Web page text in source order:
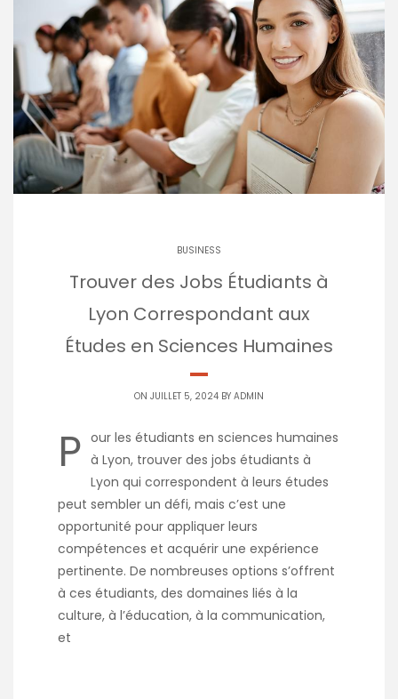
BUSINESS
Trouver des Jobs Étudiants à
Lyon Correspondant aux
Études en Sciences Humaines
ON JUILLET 5, 2024 BY ADMIN
P our les étudiants en sciences humaines
à Lyon, trouver des jobs étudiants à
Lyon qui correspondent à leurs études
peut sembler un défi, mais c’est une
opportunité pour appliquer leurs
compétences et acquérir une expérience
pertinente. De nombreuses options s’offrent
à ces étudiants, des domaines liés à la
culture, à l’éducation, à la communication,
et